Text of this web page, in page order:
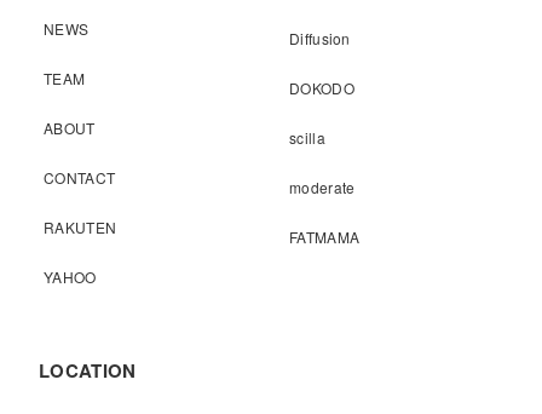
NEWS
TEAM
ABOUT
CONTACT
RAKUTEN
YAHOO
Diffusion
DOKODO
scilla
moderate
FATMAMA
LOCATION